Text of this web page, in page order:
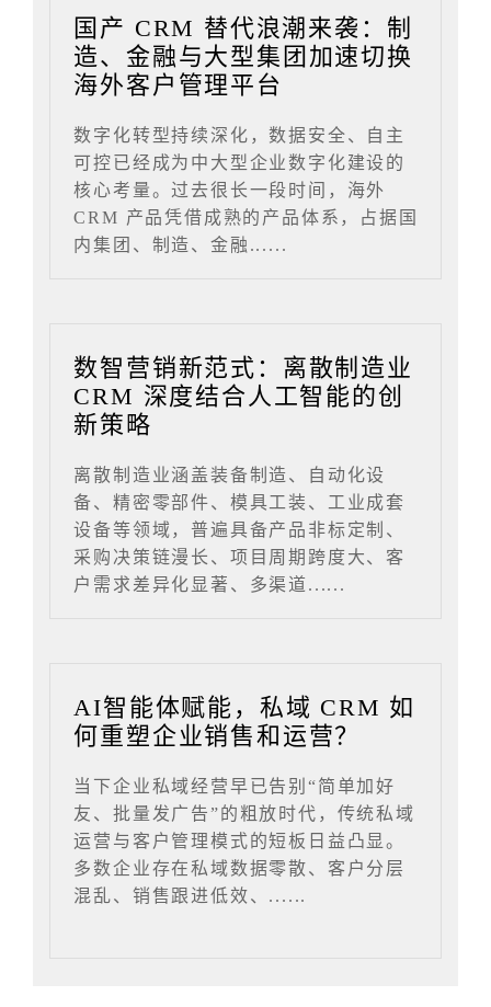
国产 CRM 替代浪潮来袭：制
造、金融与大型集团加速切换
海外客户管理平台
数字化转型持续深化，数据安全、自主
可控已经成为中大型企业数字化建设的
核心考量。过去很长一段时间，海外
CRM 产品凭借成熟的产品体系，占据国
内集团、制造、金融......
数智营销新范式：离散制造业
CRM 深度结合人工智能的创
新策略
离散制造业涵盖装备制造、自动化设
备、精密零部件、模具工装、工业成套
设备等领域，普遍具备产品非标定制、
采购决策链漫长、项目周期跨度大、客
户需求差异化显著、多渠道......
AI智能体赋能，私域 CRM 如
何重塑企业销售和运营？
当下企业私域经营早已告别“简单加好
友、批量发广告”的粗放时代，传统私域
运营与客户管理模式的短板日益凸显。
多数企业存在私域数据零散、客户分层
混乱、销售跟进低效、......